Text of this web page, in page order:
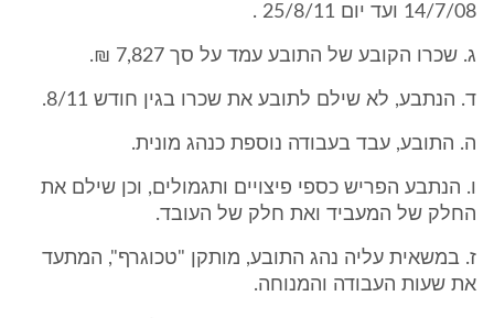
14/7/08 ועד יום 25/8/11 .
ג. שכרו הקובע של התובע עמד על סך 7,827 ₪.
ד. הנתבע, לא שילם לתובע את שכרו בגין חודש 8/11.
ה. התובע, עבד בעבודה נוספת כנהג מונית.
ו. הנתבע הפריש כספי פיצויים ותגמולים, וכן שילם את
החלק של המעביד ואת חלק של העובד.
ז. במשאית עליה נהג התובע, מותקן "טכוגרף", המתעד
את שעות העבודה והמנוחה.